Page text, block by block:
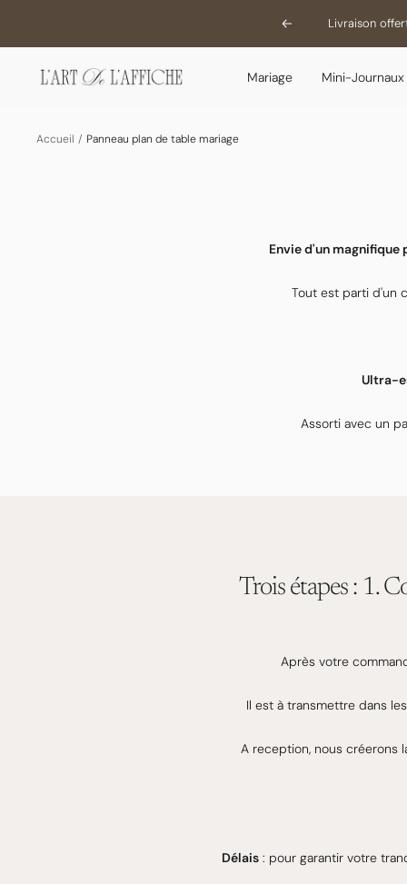
Précédent Saison
Mariage Mini-Journaux
L'Art
Accueil Panneau plan de table mariage
Envie d'un
Tout est parti d'un
Ultra-
Assorti avec un
Trois étapes : 1.
Après votre
Il est à transmettre dans
A reception, nous créerons
Délais : pour garantir votre